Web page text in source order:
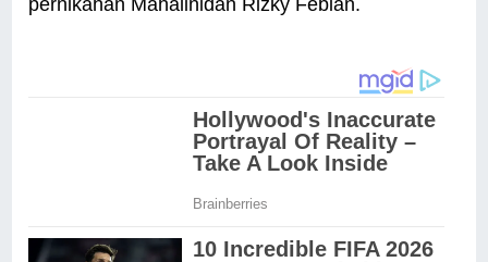
pernikahan Mahalinidan Rizky Febian.